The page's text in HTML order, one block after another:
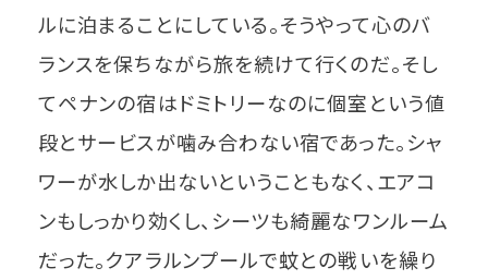
ルに泊まることにしている。そうやって心のバ
ランスを保ちながら旅を続けて行くのだ。そし
てペナンの宿はドミトリーなのに個室という値
段とサービスが噛み合わない宿であった。シャ
ワーが水しか出ないということもなく、エアコ
ンもしっかり効くし、シーツも綺麗なワンルーム
だった。クアラルンプールで蚊との戦いを繰り